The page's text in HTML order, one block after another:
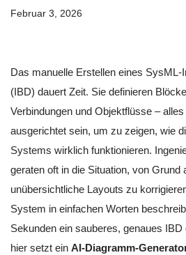
Februar 3, 2026
Das manuelle Erstellen eines
(IBD) dauert Zeit. Sie definieren
Verbindungen und Objektflüsse –
ausgerichtet sein, um zu zeigen, wie
Systems wirklich funktionieren.
geraten oft in die Situation, von Grund
unübersichtliche Layouts zu
System in einfachen Worten
Sekunden ein sauberes, genaues
hier setzt ein AI-Diagramm-